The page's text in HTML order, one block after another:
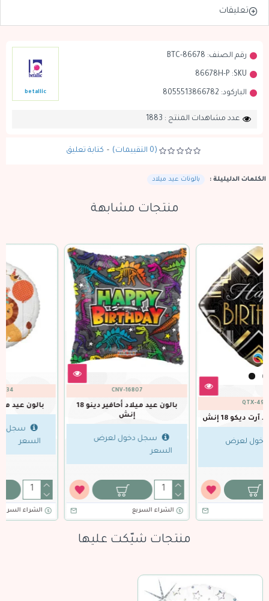
رقم الصنف: BTC-86678
SKU:
86678H-P
الباركود: 8055513866782
betallic
عدد مشاهدات المنتج : 1883
(0 التقييمات) - كتابة تعليق
تعليقات
الكلمات الدليليلة : بالونات عيد ميلاد
منتجات مشابهة
GDN-149234
بالون عيد ميلاد أسد 18 انش
سجل دخول لعرض
السعر
الشراء السريع
بالون عيد ميلاد اخضر 18 إنش
سجل دخول لعرض
السعر
الشراء السريع
منتجات شيّكت عليها